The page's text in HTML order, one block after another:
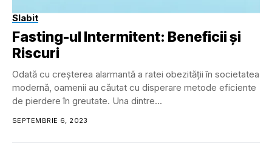
Slabit
Fasting-ul Intermitent: Beneficii și
Riscuri
Odată cu creșterea alarmantă a ratei obezității în societatea
modernă, oamenii au căutat cu disperare metode eficiente
de pierdere în greutate. Una dintre...
SEPTEMBRIE 6, 2023